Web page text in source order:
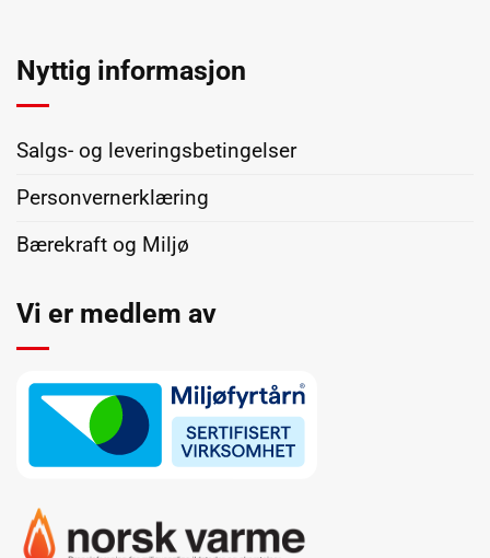
Nyttig informasjon
Salgs- og leveringsbetingelser
Personvernerklæring
Bærekraft og Miljø
Vi er medlem av